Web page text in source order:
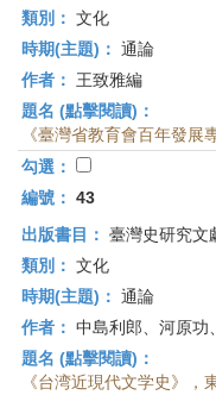
類別： 文化
時期(主題)： 通論
作者：
王致雅編
題名 (點擊閱讀)：
《臺灣省教育會百年發展
勾選：
編號： 43
出版書目： 臺灣史研究文
類別： 文化
時期(主題)： 通論
作者： 中島利郎、河原功
題名 (點擊閱讀)：
《台湾近現代文学史》，